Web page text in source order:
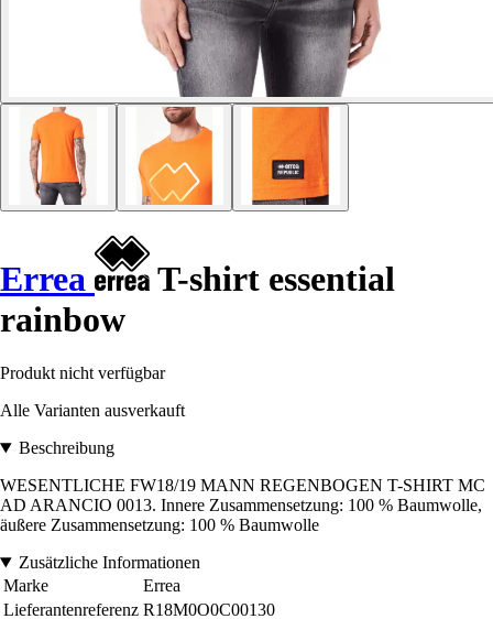
Errea
T-shirt essential
rainbow
Produkt nicht verfügbar
Alle Varianten ausverkauft
Beschreibung
WESENTLICHE FW18/19 MANN REGENBOGEN T-SHIRT MC
AD ARANCIO 0013. Innere Zusammensetzung: 100 % Baumwolle,
äußere Zusammensetzung: 100 % Baumwolle
Zusätzliche Informationen
Marke
Errea
Lieferantenreferenz R18M0O0C00130